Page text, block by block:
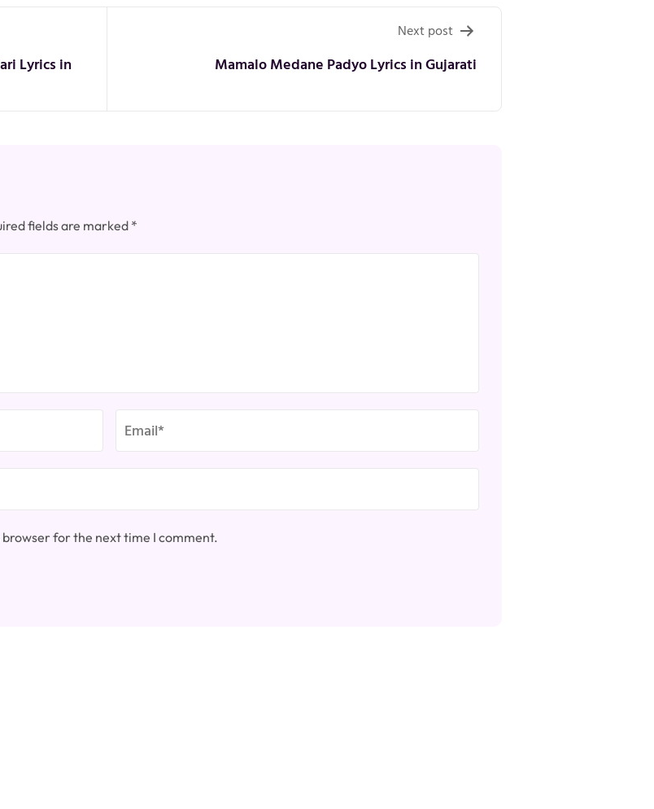
Lyrics in
Next post
Mamalo Medane Padyo Lyrics in Gujarati
fields are marked*
for the next time I comment.